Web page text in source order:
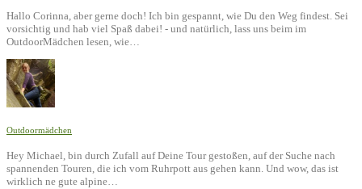
Hallo Corinna, aber gerne doch! Ich bin gespannt, wie Du den Weg findest. Sei
vorsichtig und hab viel Spaß dabei! - und natürlich, lass uns beim im
OutdoorMädchen lesen, wie…
Outdoormädchen
Hey Michael, bin durch Zufall auf Deine Tour gestoßen, auf der Suche nach
spannenden Touren, die ich vom Ruhrpott aus gehen kann. Und wow, das ist
wirklich ne gute alpine…